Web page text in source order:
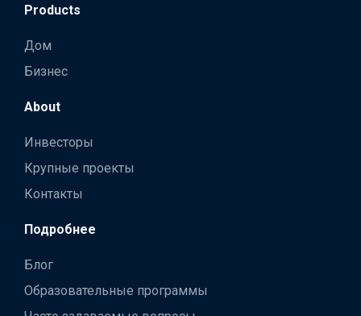
Products
Дом
Бизнес
About
Инвесторы
Крупные проекты
Контакты
Подробнее
Блог
Образовательные программы